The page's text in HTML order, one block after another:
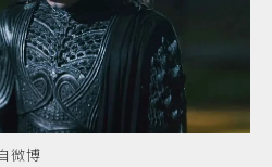
微博